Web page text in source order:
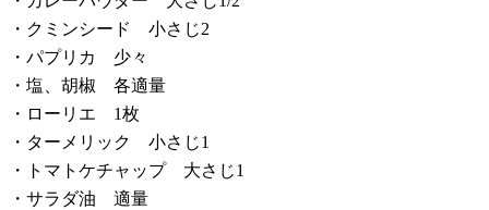
・クミンシード 小さじ2
・パプリカ 少々
・塩、胡椒 各適量
・ローリエ 1枚
・ターメリック 小さじ1
・トマトケチャップ 大さじ1
・サラダ油 適量